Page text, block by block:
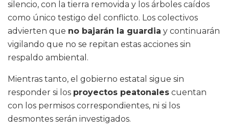
silencio, con la tierra removida y los árboles caídos
como único testigo del conflicto. Los colectivos
advierten que no bajarán la guardia y continuarán
vigilando que no se repitan estas acciones sin
respaldo ambiental.
Mientras tanto, el gobierno estatal sigue sin
responder si los proyectos peatonales cuentan
con los permisos correspondientes, ni si los
desmontes serán investigados.